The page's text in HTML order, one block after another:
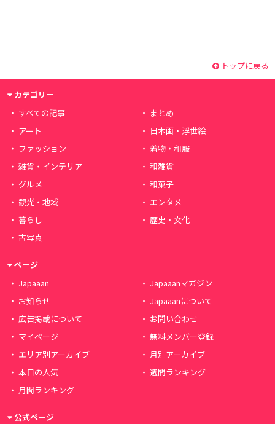
トップに戻る
カテゴリー
すべての記事
まとめ
アート
日本画・浮世絵
ファッション
着物・和服
雑貨・インテリア
和雑貨
グルメ
和菓子
観光・地域
エンタメ
暮らし
歴史・文化
古写真
ページ
Japaaan
Japaaanマガジン
お知らせ
Japaaanについて
広告掲載について
お問い合わせ
マイページ
無料メンバー登録
エリア別アーカイブ
月別アーカイブ
本日の人気
週間ランキング
月間ランキング
公式ページ